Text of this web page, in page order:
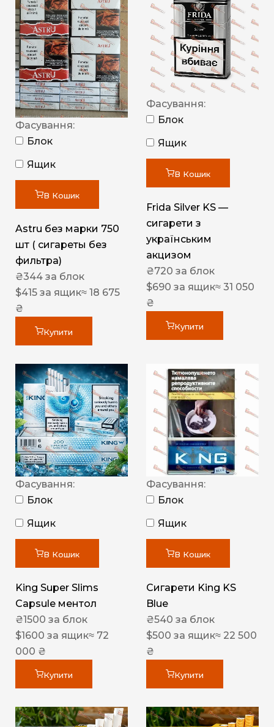
Фасування:
Блок
Ящик
В Кошик
Astru без марки 750
шт ( сигареты без
фильтра)
₴344 за блок
$415 за ящик≈ 18 675
₴
Купити
Фасування:
Блок
Ящик
В Кошик
Frida Silver KS —
сигарети з
українським
акцизом
₴720 за блок
$690 за ящик≈ 31 050
₴
Купити
Фасування:
Блок
Ящик
В Кошик
King Super Slims
Capsule ментол
₴1500 за блок
$1600 за ящик≈ 72
000 ₴
Купити
Фасування:
Блок
Ящик
В Кошик
Сигарети King KS
Blue
₴540 за блок
$500 за ящик≈ 22 500
₴
Купити